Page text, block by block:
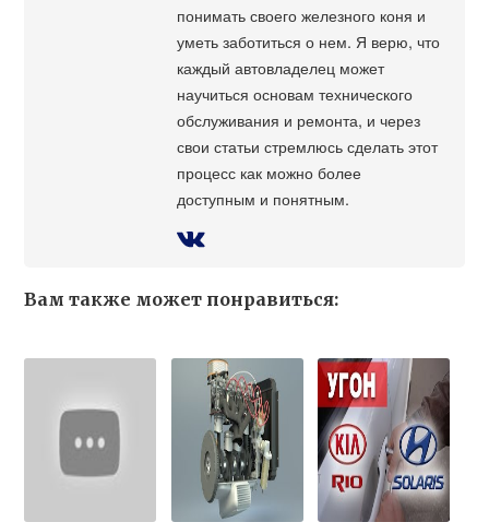
понимать своего железного коня и
уметь заботиться о нем. Я верю, что
каждый автовладелец может
научиться основам технического
обслуживания и ремонта, и через
свои статьи стремлюсь сделать этот
процесс как можно более
доступным и понятным.
Вам также может понравиться: